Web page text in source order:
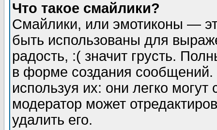
Что такое смайлики?
Смайлики, или эмотиконы —
быть использованы для
радость, :( значит грусть.
в форме создания сообщений.
используя их: они легко
модератор может
удалить его.